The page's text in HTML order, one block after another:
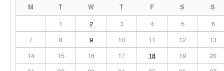
M T W T F S S
1 2 3 4 5
6
7
8 9 10 11 12
13
14
15 16 17 18 19
20